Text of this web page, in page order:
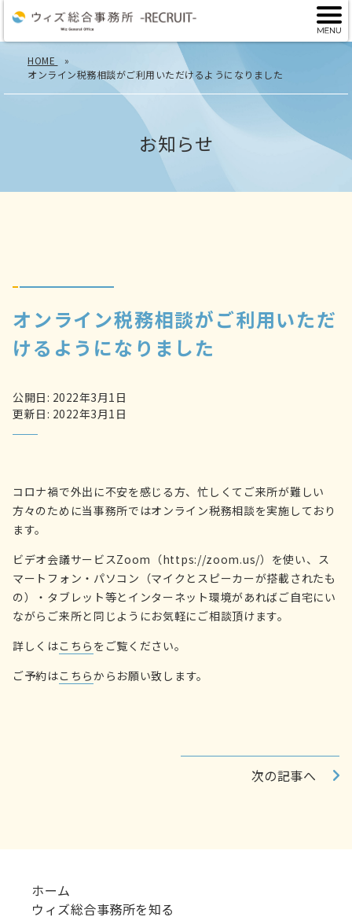
HOME
オンライン税務相談がご利用いただけるようになりました
お知らせ
オンライン税務相談がご利用いただ
けるようになりました
公開日: 2022年3月1日
更新日: 2022年3月1日
コロナ禍で外出に不安を感じる方、忙しくてご来所が難しい
方々のために当事務所ではオンライン税務相談を実施しており
ます。
ビデオ会議サービスZoom（https://zoom.us/）を使い、ス
マートフォン・パソコン（マイクとスピーカーが搭載されたも
の）・タブレット等とインターネット環境があればご自宅にい
ながらご来所と同じようにお気軽にご相談頂けます。
詳しくはこちら をご覧ください。
ご予約はこちらからお願い致します。
次の記事へ
ホーム
ウィズ総合事務所を知る